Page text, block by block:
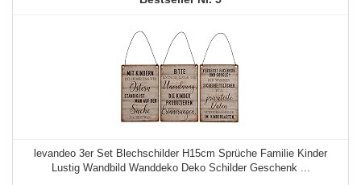
levandeo 3er Set Blechschilder H15cm Sprüche Familie Kinder
Lustig Wandbild Wanddeko Deko Schilder Geschenk ...